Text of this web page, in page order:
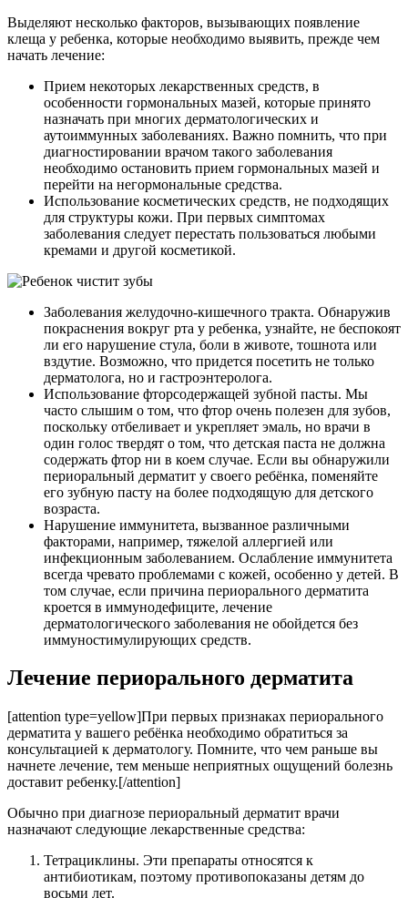
Выделяют несколько факторов, вызывающих появление
клеща у ребенка, которые необходимо выявить, прежде чем
начать лечение:
Прием некоторых лекарственных средств, в
особенности гормональных мазей, которые принято
назначать при многих дерматологических и
аутоиммунных заболеваниях. Важно помнить, что при
диагностировании врачом такого заболевания
необходимо остановить прием гормональных мазей и
перейти на негормональные средства.
Использование косметических средств, не подходящих
для структуры кожи. При первых симптомах
заболевания следует перестать пользоваться любыми
кремами и другой косметикой.
Заболевания желудочно-кишечного тракта. Обнаружив
покраснения вокруг рта у ребенка, узнайте, не беспокоят
ли его нарушение стула, боли в животе, тошнота или
вздутие. Возможно, что придется посетить не только
дерматолога, но и гастроэнтеролога.
Использование фторсодержащей зубной пасты. Мы
часто слышим о том, что фтор очень полезен для зубов,
поскольку отбеливает и укрепляет эмаль, но врачи в
один голос твердят о том, что детская паста не должна
содержать фтор ни в коем случае. Если вы обнаружили
периоральный дерматит у своего ребёнка, поменяйте
его зубную пасту на более подходящую для детского
возраста.
Нарушение иммунитета, вызванное различными
факторами, например, тяжелой аллергией или
инфекционным заболеванием. Ослабление иммунитета
всегда чревато проблемами с кожей, особенно у детей. В
том случае, если причина периорального дерматита
кроется в иммунодефиците, лечение
дерматологического заболевания не обойдется без
иммуностимулирующих средств.
Лечение периорального дерматита
[attention type=yellow]При первых признаках периорального
дерматита у вашего ребёнка необходимо обратиться за
консультацией к дерматологу. Помните, что чем раньше вы
начнете лечение, тем меньше неприятных ощущений болезнь
доставит ребенку.[/attention]
Обычно при диагнозе периоральный дерматит врачи
назначают следующие лекарственные средства:
Тетрациклины. Эти препараты относятся к
антибиотикам, поэтому противопоказаны детям до
восьми лет.